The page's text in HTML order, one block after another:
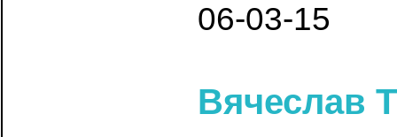
06-03-15
Вячеслав